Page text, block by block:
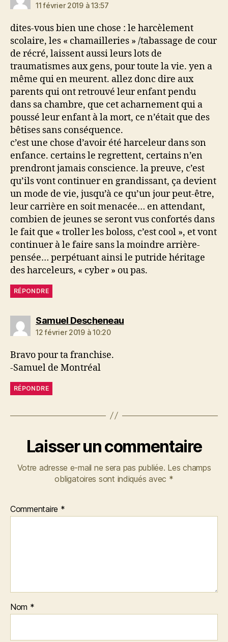
11 février 2019 à 13:57
dites-vous bien une chose : le harcèlement
scolaire, les « chamailleries » /tabassage de cour
de récré, laissent aussi leurs lots de
traumatismes aux gens, pour toute la vie. yen a
même qui en meurent. allez donc dire aux
parents qui ont retrouvé leur enfant pendu
dans sa chambre, que cet acharnement qui a
poussé leur enfant à la mort, ce n’était que des
bêtises sans conséquence.
c’est une chose d’avoir été harceleur dans son
enfance. certains le regrettent, certains n’en
prendront jamais conscience. la preuve, c’est
qu’ils vont continuer en grandissant, ça devient
un mode de vie, jusqu’à ce qu’un jour peut-être,
leur carrière en soit menacée… en attendant,
combien de jeunes se seront vus confortés dans
le fait que « troller les boloss, c’est cool », et vont
continuer à le faire sans la moindre arrière-
pensée… perpétuant ainsi le putride héritage
des harceleurs, « cyber » ou pas.
RÉPONDRE
Samuel Descheneaudit :
12 février 2019 à 10:20
Bravo pour ta franchise.
-Samuel de Montréal
RÉPONDRE
Laisser un commentaire
Votre adresse e-mail ne sera pas publiée. Les champs
obligatoires sont indiqués avec *
Commentaire *
Nom *